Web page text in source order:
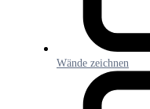
Wände zeichnen